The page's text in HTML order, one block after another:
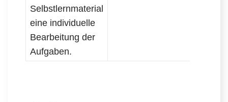
Selbstlernmaterial
eine individuelle
Bearbeitung der
Aufgaben.